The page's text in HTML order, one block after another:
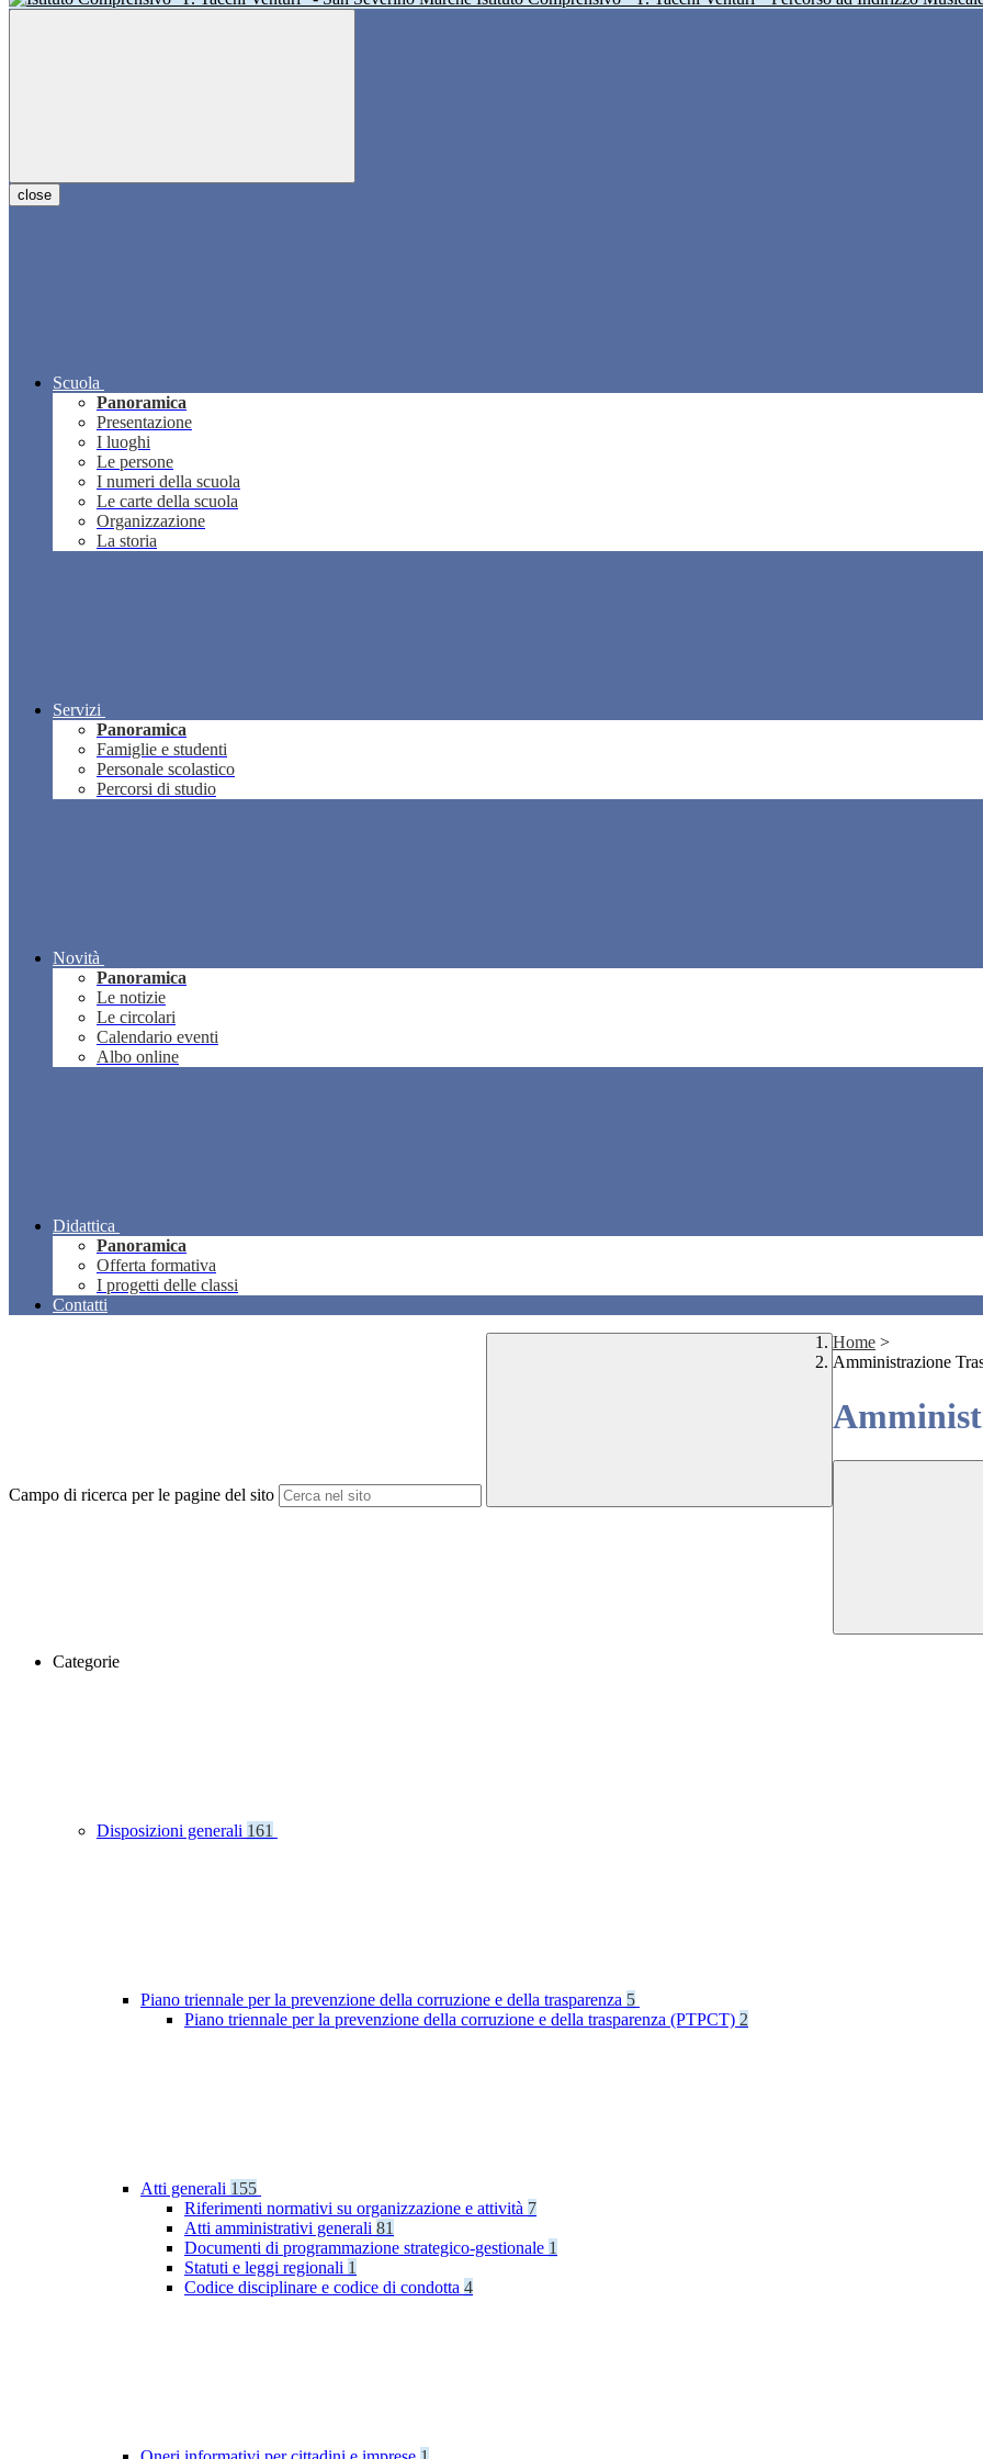
close
Scuola
Panoramica
Presentazione
I luoghi
Le persone
I numeri della scuola
Le carte della scuola
Organizzazione
La storia
Servizi
Panoramica
Famiglie e studenti
Personale scolastico
Percorsi di studio
Novità
Panoramica
Le notizie
Le circolari
Calendario eventi
Albo online
Didattica
Panoramica
Offerta formativa
I progetti delle classi
Contatti
Campo di ricerca per le pagine del sito
Home >
Amministrazione
Categorie
Disposizioni generali 161
Piano triennale per la prevenzione della corruzione e della trasparenza 5
Piano triennale per la prevenzione della corruzione e della trasparenza (PTPCT) 2
Atti generali 155
Riferimenti normativi su organizzazione e attività 7
Atti amministrativi generali 81
Documenti di programmazione strategico-gestionale 1
Statuti e leggi regionali 1
Codice disciplinare e codice di condotta 4